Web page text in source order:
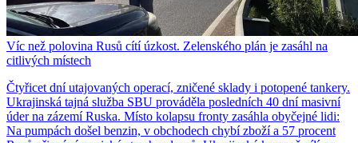
Víc než polovina Rusů cítí úzkost. Zelenského plán je zasáhl na
citlivých místech
Čtyřicet dní utajovaných operací, zničené sklady i potopené tankery.
Ukrajinská tajná služba SBU prováděla posledních 40 dní masivní
úder na zázemí Ruska. Místo kolapsu fronty zasáhla obyčejné lidi:
Na pumpách došel benzin, v obchodech chybí zboží a 57 procent